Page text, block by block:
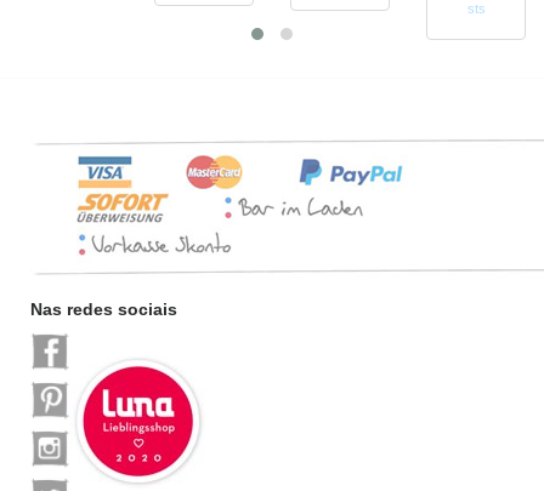
sts
Nas redes sociais